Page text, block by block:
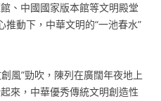
、中國國家版本館等文明殿堂
動下，中華文明的“一池春水”
風”勁吹，陳列在廣闊年夜地上
來，中華優秀傳統文明創造性